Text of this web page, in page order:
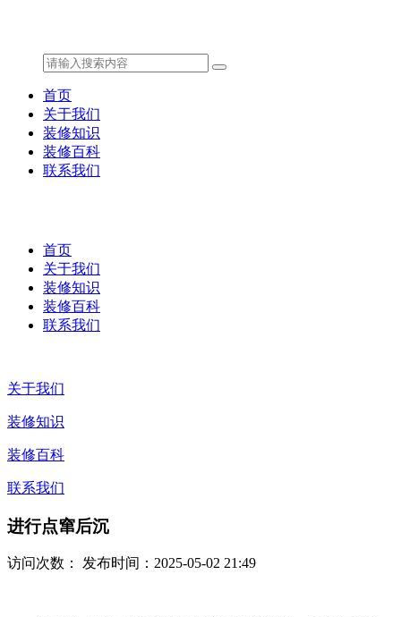
首页
关于我们
装修知识
装修百科
联系我们
首页
关于我们
装修知识
装修百科
联系我们
关于我们
装修知识
装修百科
联系我们
进行点窜后沉
访问次数： 发布时间：2025-05-02 21:49